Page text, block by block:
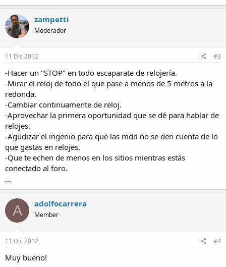
zampetti
Moderador
11 Dic 2012 #3
-Hacer un "STOP" en todo escaparate de relojería.
-Mirar el reloj de todo el que pase a menos de 5 metros a la
redonda.
-Cambiar continuamente de reloj.
-Aprovechar la primera oportunidad que se dé para hablar de
relojes.
-Agudizar el ingenio para que las mdd no se den cuenta de lo
que gastas en relojes.
-Que te echen de menos en los sitios mientras estás
conectado al foro.
...
A adolfocarrera
Member
11 Dic 2012 #4
Muy bueno!